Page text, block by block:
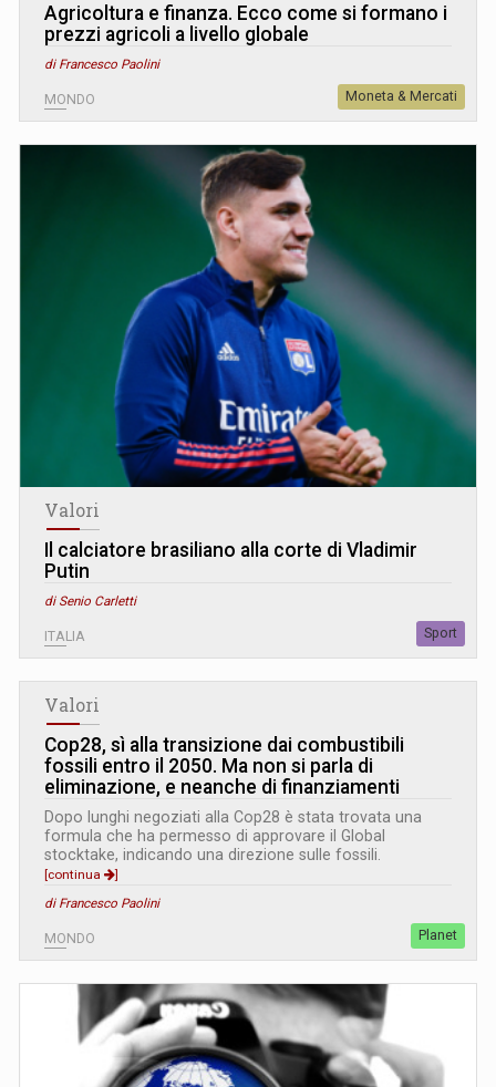
Agricoltura e finanza. Ecco come si formano i
prezzi agricoli a livello globale
di Francesco Paolini
MONDO Moneta & Mercati
Valori
Il calciatore brasiliano alla corte di Vladimir
Putin
di Senio Carletti
ITALIA Sport
Valori
Cop28, sì alla transizione dai combustibili
fossili entro il 2050. Ma non si parla di
eliminazione, e neanche di finanziamenti
Dopo lunghi negoziati alla Cop28 è stata trovata una
formula che ha permesso di approvare il Global
stocktake, indicando una direzione sulle fossili.
[continua
]
di Francesco Paolini
MONDO Planet